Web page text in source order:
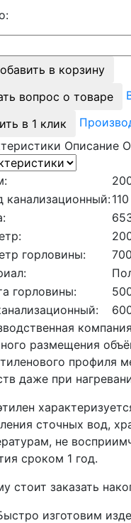
в корзину
вопрос о товаре
в 1 клик
Описание
канализационный:
горловины:
горловины:
размещения
профиля
даже при
сточных вод,
не
сроком 1 год.
стоит заказать
изготовим